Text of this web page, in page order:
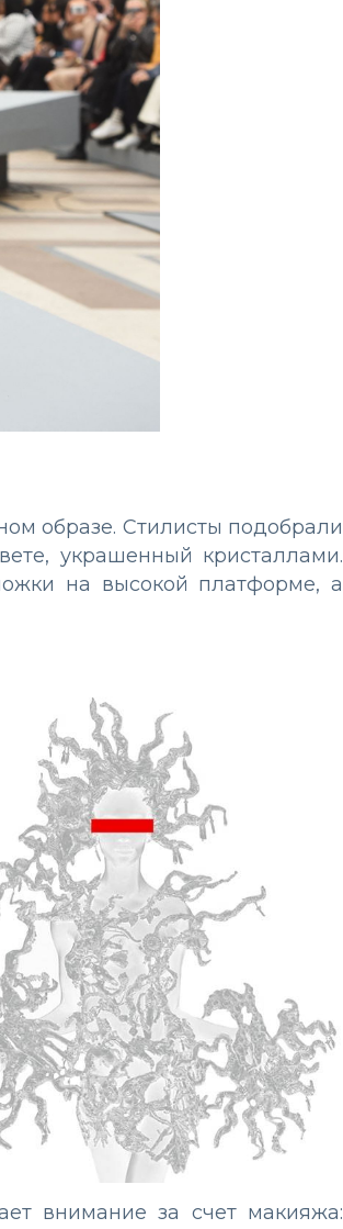
образе. Стилисты подобрали
украшенный кристаллами.
на высокой платформе, а
внимание за счет макияжа: